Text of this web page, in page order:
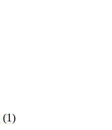
(1)